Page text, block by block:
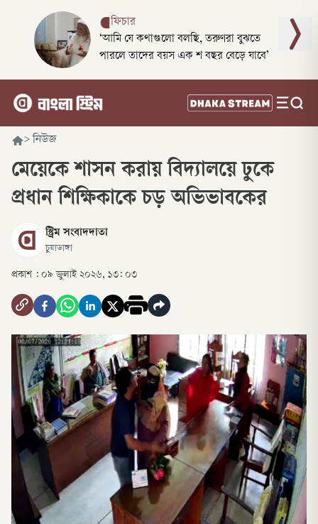
ফিচার
‘আমি যে কথাগুলো বলছি, তরুণরা বুঝতে
পারলে তাদের বয়স এক শ বছর বেড়ে যাবে’
> নিউজ
মেয়েকে শাসন করায় বিদ্যালয়ে ঢুকে
প্রধান শিক্ষিকাকে চড় অভিভাবকের
স্ট্রিম সংবাদদাতা
চুয়াডাঙ্গা
প্রকাশ : ০৯ জুলাই ২০২৬, ১৩: ০৩